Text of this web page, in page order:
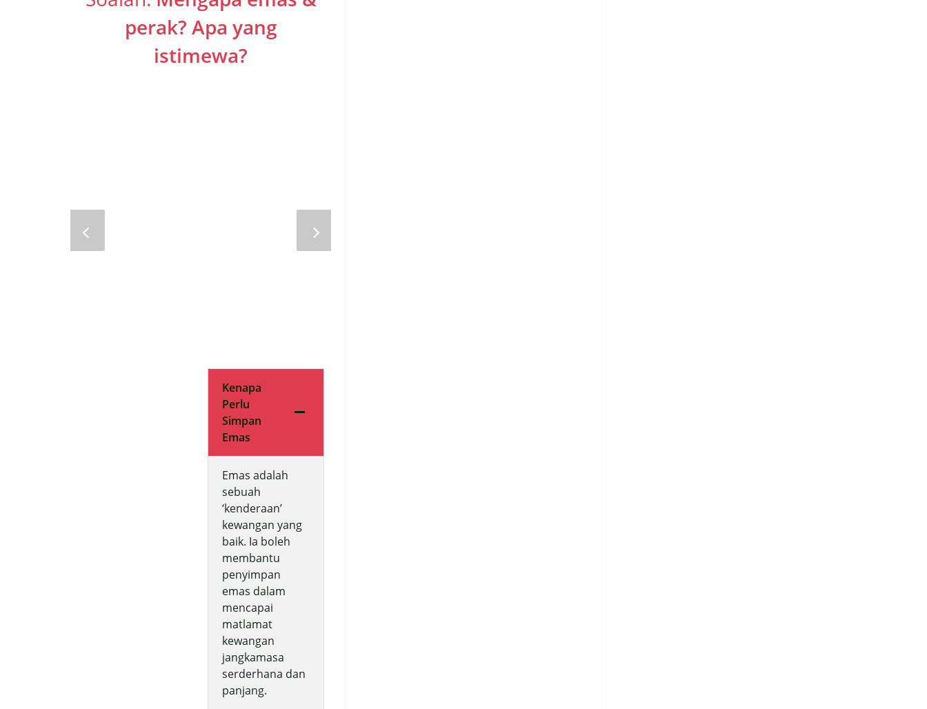
perak? Apa yang
istimewa?
Kenapa
Perlu
Simpan
Emas
Emas adalah
sebuah
‘kenderaan’
kewangan yang
baik. Ia boleh
membantu
penyimpan
emas dalam
mencapai
matlamat
kewangan
jangkamasa
serderhana dan
panjang.